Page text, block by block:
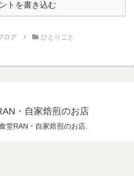
トを書き込む
ログ ひとりごと
・自家焙煎のお店
堂RAN・自家焙煎のお店.